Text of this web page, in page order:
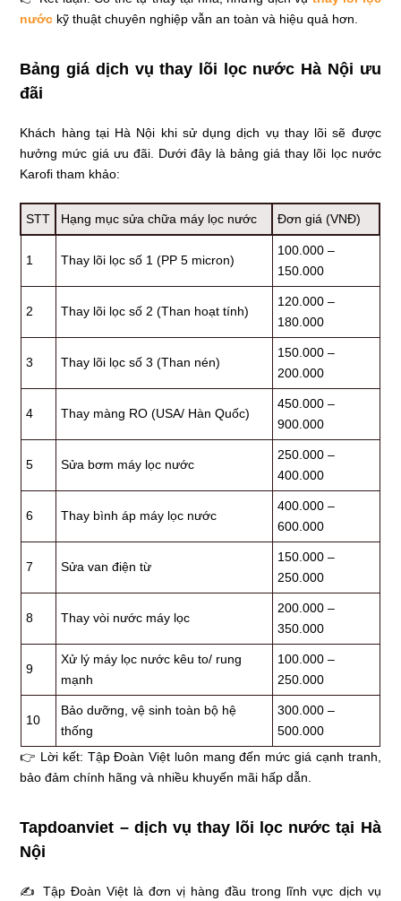
nước kỹ thuật chuyên nghiệp vẫn an toàn và hiệu quả hơn.
Bảng giá dịch vụ thay lõi lọc nước Hà Nội ưu
đãi
Khách hàng tại Hà Nội khi sử dụng dịch vụ thay lõi sẽ được
hưởng mức giá ưu đãi. Dưới đây là bảng giá thay lõi lọc nước
Karofi tham khảo:
STT Hạng mục sửa chữa máy lọc nước Đơn giá (VNĐ)
1 Thay lõi lọc số 1 (PP 5 micron)
100.000 –
150.000
2 Thay lõi lọc số 2 (Than hoạt tính)
120.000 –
180.000
3 Thay lõi lọc số 3 (Than nén)
150.000 –
200.000
4 Thay màng RO (USA/ Hàn Quốc)
450.000 –
900.000
5 Sửa bơm máy lọc nước
250.000 –
400.000
6 Thay bình áp máy lọc nước
400.000 –
600.000
7 Sửa van điện từ
150.000 –
250.000
8 Thay vòi nước máy lọc
200.000 –
350.000
9
Xử lý máy lọc nước kêu to/ rung
mạnh
100.000 –
250.000
10
Bảo dưỡng, vệ sinh toàn bộ hệ
thống
300.000 –
500.000
👉 Lời kết: Tập Đoàn Việt luôn mang đến mức giá cạnh tranh,
bảo đảm chính hãng và nhiều khuyến mãi hấp dẫn.
Tapdoanviet – dịch vụ thay lõi lọc nước tại Hà
Nội
✍ Tập Đoàn Việt là đơn vị hàng đầu trong lĩnh vực dịch vụ